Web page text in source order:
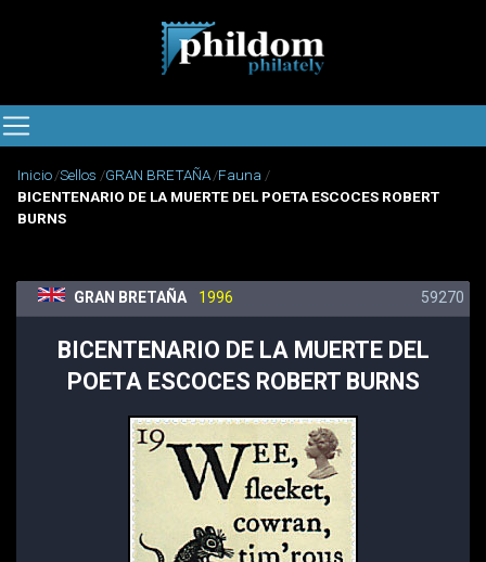
Inicio Sellos GRAN BRETAÑA Fauna
BICENTENARIO DE LA MUERTE DEL POETA ESCOCES ROBERT
BURNS
GRAN BRETAÑA 1996 59270
BICENTENARIO DE LA MUERTE DEL
POETA ESCOCES ROBERT BURNS